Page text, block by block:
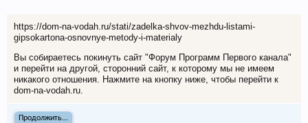
https://dom-na-vodah.ru/stati/zadelka-shvov-mezhdu-listami-
gipsokartona-osnovnye-metody-i-materialy
Вы собираетесь покинуть сайт "Форум Программ Первого канала"
и перейти на другой, сторонний сайт, к которому мы не имеем
никакого отношения. Нажмите на кнопку ниже, чтобы перейти к
dom-na-vodah.ru.
Продолжить...